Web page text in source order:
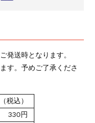
発送時となります。
す。予めご了承くださ
税込）
330円